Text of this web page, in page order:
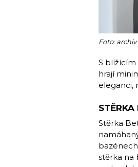
Foto:
S blížícím
hrají
eleganci,
Stěrka
stěrka na